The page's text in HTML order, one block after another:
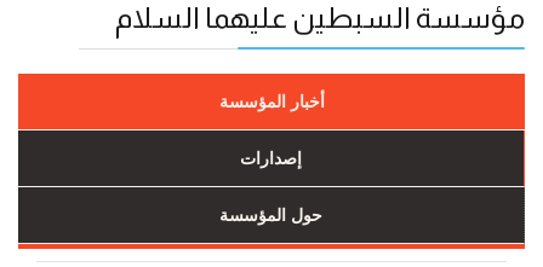
مؤسسة السبطين عليهما السلام
أخبار المؤسسة
إصدارات
حول المؤسسة